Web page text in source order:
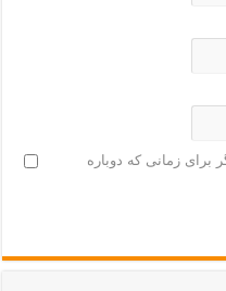
برای زمانی که دوباره